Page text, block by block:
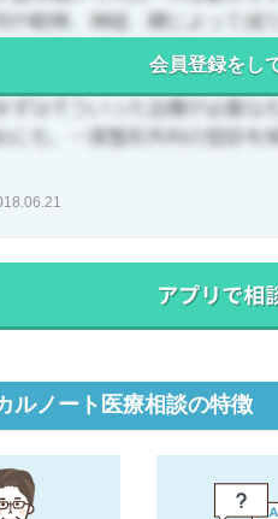
会員登録をし
ルノート医療相談の特徴